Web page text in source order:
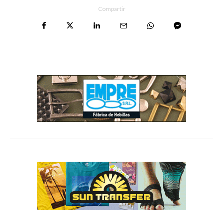
Compartir